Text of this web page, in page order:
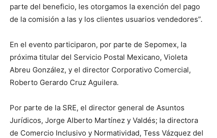
parte del beneficio, les otorgamos la exención del pago
de la comisión a las y los clientes usuarios vendedores”.
En el evento participaron, por parte de Sepomex, la
próxima titular del Servicio Postal Mexicano, Violeta
Abreu González, y el director Corporativo Comercial,
Roberto Gerardo Cruz Aguilera.
Por parte de la SRE, el director general de Asuntos
Jurídicos, Jorge Alberto Martínez y Valdés; la directora
de Comercio Inclusivo y Normatividad, Tess Vázquez del